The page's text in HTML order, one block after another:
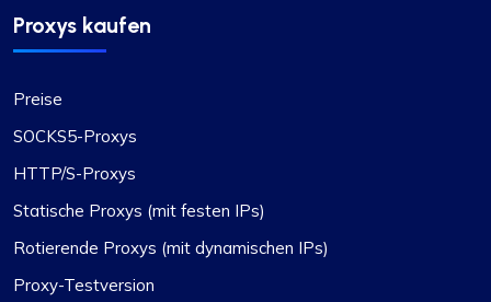
Quentin Roche
Sehr zufrieden
(sie nennen sie „Proxy-per-Request“) haben bei
meinen Daten-Scraping-Projekten eine
bahnbrechende Wende gebracht. Ihre Preise
sind wettbewerbsfähig und ich schätze die
Transparenz hinsichtlich der angebotenen
Proxys kaufen
Preise
SOCKS5-Proxys
HTTP/S-Proxys
Statische Proxys (mit festen IPs)
Rotierende Proxys (mit dynamischen IPs)
Proxy-Testversion